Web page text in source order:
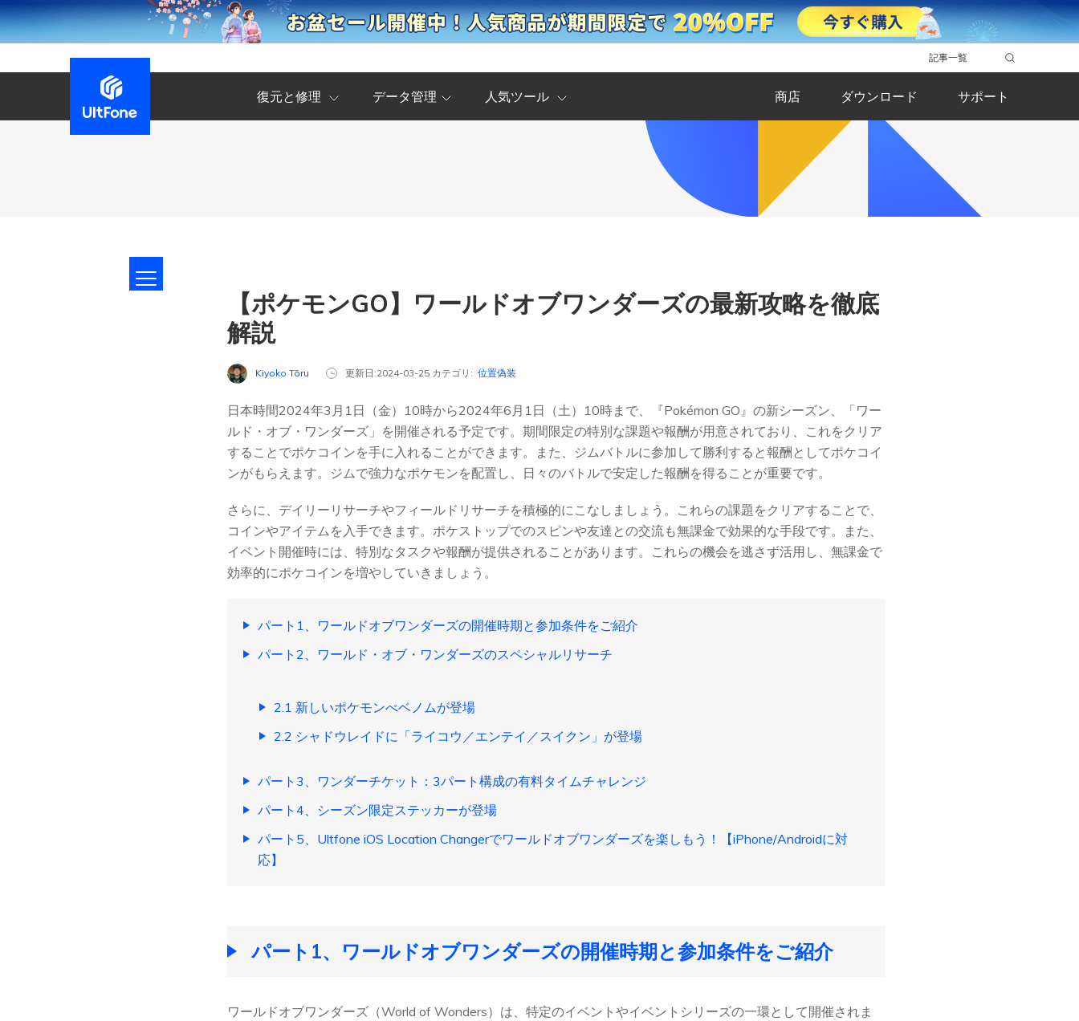
記事一覧
復元と修理 データ管理 人気ツール 商店 ダウンロード サポート
【ポケモンGO】ワールドオブワンダーズの最新攻略を徹底
解説
Kiyoko Tōru 更新日:2024-03-25 カテゴリ: 位置偽装
日本時間2024年3月1日（金）10時から2024年6月1日（土）10時まで、『Pokémon GO』の新シーズン、「ワー
ルド・オブ・ワンダーズ」を開催される予定です。期間限定の特別な課題や報酬が用意されており、これをクリア
することでポケコインを手に入れることができます。また、ジムバトルに参加して勝利すると報酬としてポケコイ
ンがもらえます。ジムで強力なポケモンを配置し、日々のバトルで安定した報酬を得ることが重要です。
さらに、デイリーリサーチやフィールドリサーチを積極的にこなしましょう。これらの課題をクリアすることで、
コインやアイテムを入手できます。ポケストップでのスピンや友達との交流も無課金で効果的な手段です。また、
イベント開催時には、特別なタスクや報酬が提供されることがあります。これらの機会を逃さず活用し、無課金で
効率的にポケコインを増やしていきましょう。
パート1、ワールドオブワンダーズの開催時期と参加条件をご紹介
パート2、ワールド・オブ・ワンダーズのスペシャルリサーチ
2.1 新しいポケモンべベノムが登場
2.2 シャドウレイドに「ライコウ／エンテイ／スイクン」が登場
パート3、ワンダーチケット：3パート構成の有料タイムチャレンジ
パート4、シーズン限定ステッカーが登場
パート5、Ultfone iOS Location Changerでワールドオブワンダーズを楽しもう！【iPhone/Androidに対
応】
パート1、ワールドオブワンダーズの開催時期と参加条件をご紹介
ワールドオブワンダーズ（World of Wonders）は、特定のイベントやイベントシリーズの一環として開催されま